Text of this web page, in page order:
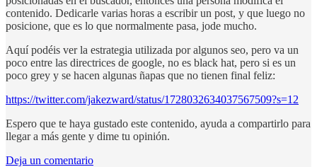
contenido. Dedicarle varias horas a escribir un post, y que luego no
posicione, que es lo que normalmente pasa, jode mucho.
Aquí podéis ver la estrategia utilizada por algunos seo, pero va un
poco entre las directrices de google, no es black hat, pero si es un
poco grey y se hacen algunas ñapas que no tienen final feliz:
https://twitter.com/jakezward/status/1728032634037567509?s=12
Espero que te haya gustado este contenido, ayuda a compartirlo para
llegar a más gente y dime tu opinión.
Deja un comentario